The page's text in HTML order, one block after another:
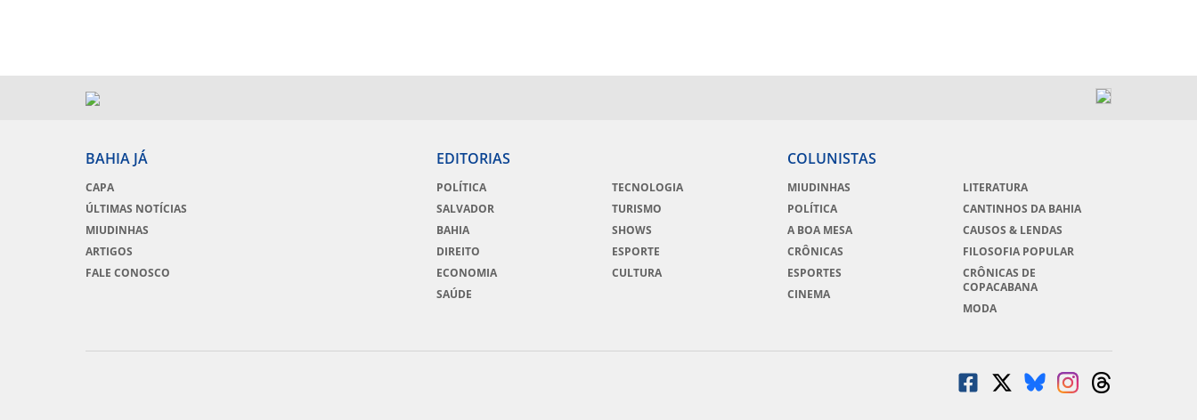
BAHIA JÁ
CAPA
ÚLTIMAS NOTÍCIAS
MIUDINHAS
ARTIGOS
FALE CONOSCO
EDITORIAS
POLÍTICA
SALVADOR
BAHIA
DIREITO
ECONOMIA
SAÚDE
TECNOLOGIA
TURISMO
SHOWS
ESPORTE
CULTURA
COLUNISTAS
MIUDINHAS
POLÍTICA
A BOA MESA
CRÔNICAS
ESPORTES
CINEMA
LITERATURA
CANTINHOS DA BAHIA
CAUSOS & LENDAS
FILOSOFIA POPULAR
CRÔNICAS DE
COPACABANA
MODA